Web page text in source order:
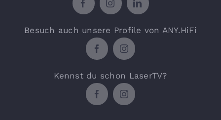
Besuch auch unsere Profile von ANY.HiFi
Kennst du schon LaserTV?